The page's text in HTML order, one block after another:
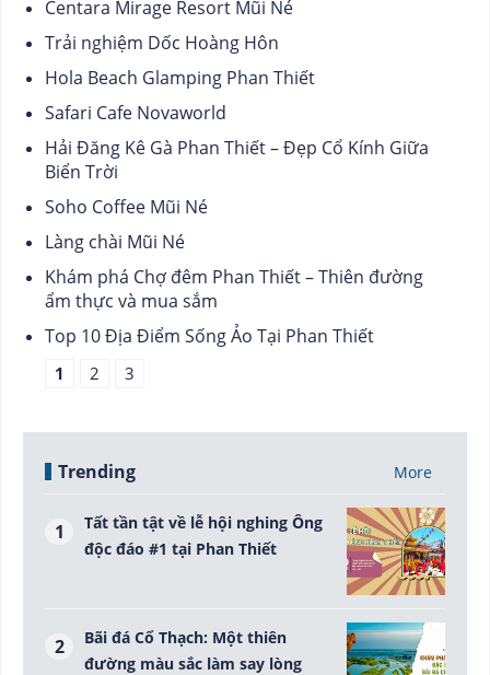
Centara Mirage Resort Mũi Né
Trải nghiệm Dốc Hoàng Hôn
Hola Beach Glamping Phan Thiết
Safari Cafe Novaworld
Hải Đăng Kê Gà Phan Thiết – Đẹp Cổ Kính Giữa
Biển Trời
Soho Coffee Mũi Né
Làng chài Mũi Né
Khám phá Chợ đêm Phan Thiết – Thiên đường
ẩm thực và mua sắm
Top 10 Địa Điểm Sống Ảo Tại Phan Thiết
1 2 3
Trending More
Tất tần tật về lễ hội nghing Ông
độc đáo #1 tại Phan Thiết
Bãi đá Cổ Thạch: Một thiên
đường màu sắc làm say lòng